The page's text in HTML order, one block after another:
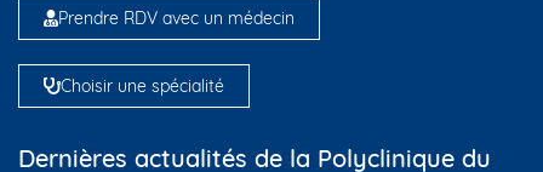
Prendre RDV avec un médecin
Choisir une spécialité
Dernières actualités de la Polyclinique du